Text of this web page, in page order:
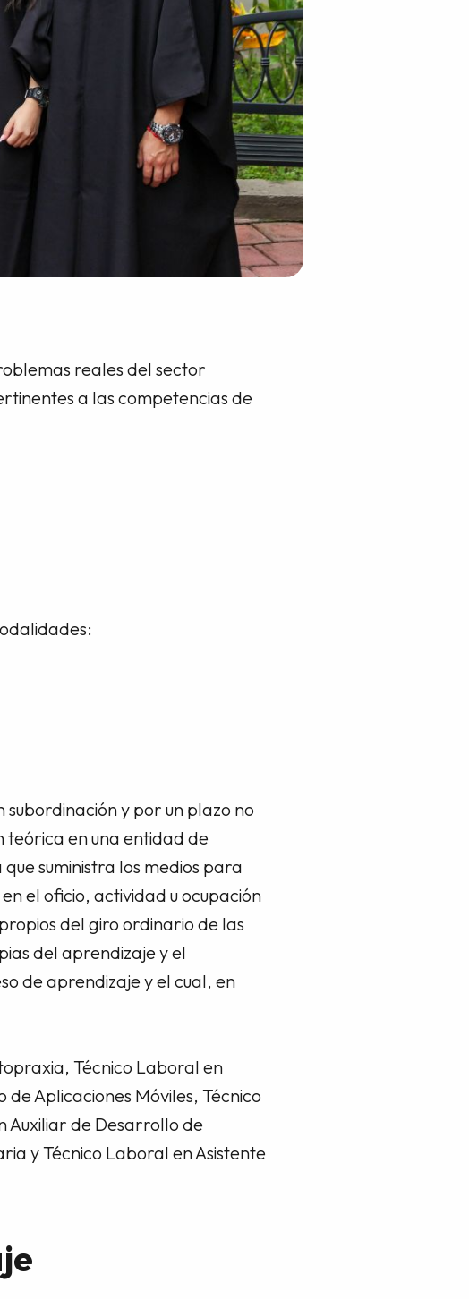
reales del sector
a las competencias de
y por un plazo no
teórica en una entidad de
suministra los medios para
el oficio, actividad u ocupación
del giro ordinario de las
del aprendizaje y el
de aprendizaje y el cual, en
Técnico Laboral en
Aplicaciones Móviles, Técnico
Auxiliar de Desarrollo de
y Técnico Laboral en Asistente